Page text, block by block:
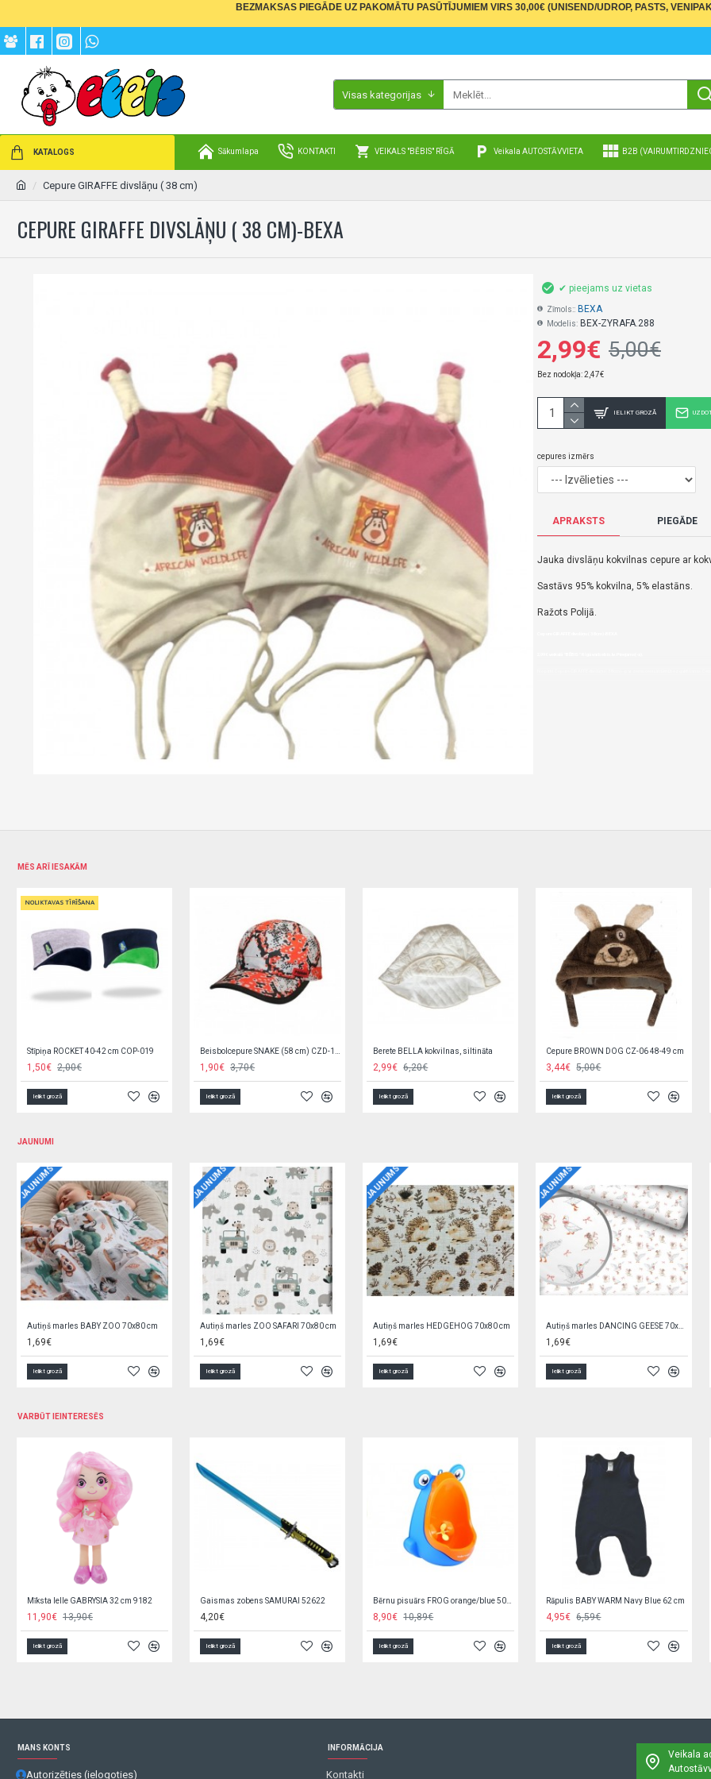
BEZMAKSAS PIEGĀDE UZ PAKOMĀTU PASŪTĪJUMIEM VIRS 30,00€ (UNISEND/UDROP, PASTS,
Visas kategorijas
KATALOGS Sākumlapa KONTAKTI VEIKALS "BĒBIS" RĪGĀ Veikala AUTOSTĀVVIETA B2B
Cepure GIRAFFE divslāņu ( 38 cm)
CEPURE GIRAFFE DIVSLĀŅU ( 38 CM)-BEXA
2,99€ 5,00€
Bez nodokļa: 2,47€
✔ pieejams uz vietas
Zīmols:: BEXA
Modelis: BEX-ZYRAFA.288
cepures izmērs
IELIKT GROZĀ
APRAKSTS PIEGĀDE
Jauka divslāņu kokvilnas cepure ar
Sastāvs 95% kokvilna, 5% elastāns.
Ražots Polijā.
MĒS ARĪ IESAKĀM
2,70€ 4,00€
Ielikt grozā
3,27€ 4,60€
Ielikt grozā
Cepure "BE COOL" 52,54 cm 6232
3,90€ 6,30€
Ielikt grozā
Cepure "BE COOL" 52,54 cm 6232
3,90€ 6,30€
Ielikt grozā
JAUNUMI
JAUNUMS
Kluči konstruēšanai 24 el. H4360
8,40€
Ielikt grozā
JAUNUMS
Vilciņš LUX Z3643
6,90€
Ielikt grozā
JAUNUMS
Kluči 200 el. H8554
15,00€
Ielikt grozā
JAUNUMS
Liels suns LAKI 45 cm C6546
15,90€
Ielikt grozā
VARBŪT IEINTERESĒS
BĒBIS Dāvanu Karte 20 EUR vērtībā
20,00€
Ielikt grozā
Cepure vasaras "ELMO" 50 cm BEXA
4,70€
Ielikt grozā
Stumjamā mašīna KIDDO Cruiser mint 57459
33,90€
Ielikt grozā
Gulta NATI grey/white
135,00€
Ielikt grozā
MANS KONTS
Autorizēties (ielogoties)
INFORMĀCIJA
Kontakti
Veikala